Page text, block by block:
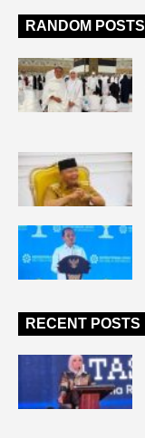
RANDOM POSTS
RECENT POSTS